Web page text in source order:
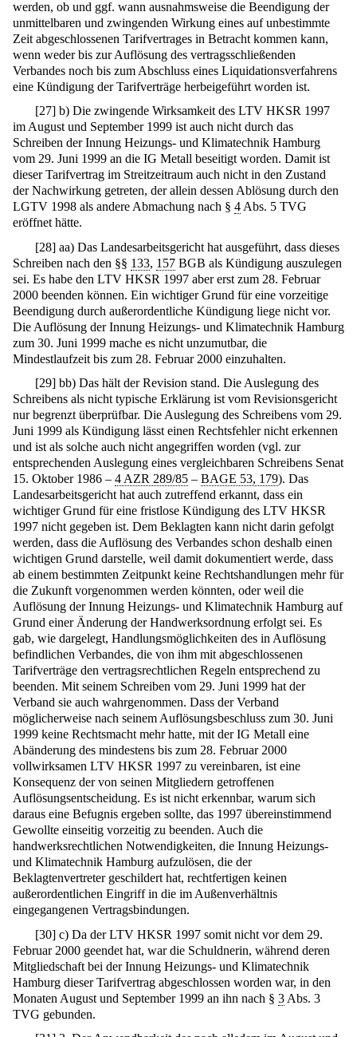
werden, ob und ggf. wann ausnahmsweise die Beendigung der
unmittelbaren und zwingenden Wirkung eines auf unbestimmte
Zeit abgeschlossenen Tarifvertrages in Betracht kommen kann,
wenn weder bis zur Auflösung des vertragsschließenden
Verbandes noch bis zum Abschluss eines Liquidationsverfahrens
eine Kündigung der Tarifverträge herbeigeführt worden ist.
[27] b) Die zwingende Wirksamkeit des LTV HKSR 1997
im August und September 1999 ist auch nicht durch das
Schreiben der Innung Heizungs- und Klimatechnik Hamburg
vom 29. Juni 1999 an die IG Metall beseitigt worden. Damit ist
dieser Tarifvertrag im Streitzeitraum auch nicht in den Zustand
der Nachwirkung getreten, der allein dessen Ablösung durch den
LGTV 1998 als andere Abmachung nach § 4 Abs. 5 TVG
eröffnet hätte.
[28] aa) Das Landesarbeitsgericht hat ausgeführt, dass dieses
Schreiben nach den §§ 133, 157 BGB als Kündigung auszulegen
sei. Es habe den LTV HKSR 1997 aber erst zum 28. Februar
2000 beenden können. Ein wichtiger Grund für eine vorzeitige
Beendigung durch außerordentliche Kündigung liege nicht vor.
Die Auflösung der Innung Heizungs- und Klimatechnik Hamburg
zum 30. Juni 1999 mache es nicht unzumutbar, die
Mindestlaufzeit bis zum 28. Februar 2000 einzuhalten.
[29] bb) Das hält der Revision stand. Die Auslegung des
Schreibens als nicht typische Erklärung ist vom Revisionsgericht
nur begrenzt überprüfbar. Die Auslegung des Schreibens vom 29.
Juni 1999 als Kündigung lässt einen Rechtsfehler nicht erkennen
und ist als solche auch nicht angegriffen worden (vgl. zur
entsprechenden Auslegung eines vergleichbaren Schreibens Senat
15. Oktober 1986 – 4 AZR 289/85 – BAGE 53, 179). Das
Landesarbeitsgericht hat auch zutreffend erkannt, dass ein
wichtiger Grund für eine fristlose Kündigung des LTV HKSR
1997 nicht gegeben ist. Dem Beklagten kann nicht darin gefolgt
werden, dass die Auflösung des Verbandes schon deshalb einen
wichtigen Grund darstelle, weil damit dokumentiert werde, dass
ab einem bestimmten Zeitpunkt keine Rechtshandlungen mehr für
die Zukunft vorgenommen werden könnten, oder weil die
Auflösung der Innung Heizungs- und Klimatechnik Hamburg auf
Grund einer Änderung der Handwerksordnung erfolgt sei. Es
gab, wie dargelegt, Handlungsmöglichkeiten des in Auflösung
befindlichen Verbandes, die von ihm mit abgeschlossenen
Tarifverträge den vertragsrechtlichen Regeln entsprechend zu
beenden. Mit seinem Schreiben vom 29. Juni 1999 hat der
Verband sie auch wahrgenommen. Dass der Verband
möglicherweise nach seinem Auflösungsbeschluss zum 30. Juni
1999 keine Rechtsmacht mehr hatte, mit der IG Metall eine
Abänderung des mindestens bis zum 28. Februar 2000
vollwirksamen LTV HKSR 1997 zu vereinbaren, ist eine
Konsequenz der von seinen Mitgliedern getroffenen
Auflösungsentscheidung. Es ist nicht erkennbar, warum sich
daraus eine Befugnis ergeben sollte, das 1997 übereinstimmend
Gewollte einseitig vorzeitig zu beenden. Auch die
handwerksrechtlichen Notwendigkeiten, die Innung Heizungs-
und Klimatechnik Hamburg aufzulösen, die der
Beklagtenvertreter geschildert hat, rechtfertigen keinen
außerordentlichen Eingriff in die im Außenverhältnis
eingegangenen Vertragsbindungen.
[30] c) Da der LTV HKSR 1997 somit nicht vor dem 29.
Februar 2000 geendet hat, war die Schuldnerin, während deren
Mitgliedschaft bei der Innung Heizungs- und Klimatechnik
Hamburg dieser Tarifvertrag abgeschlossen worden war, in den
Monaten August und September 1999 an ihn nach § 3 Abs. 3
TVG gebunden.